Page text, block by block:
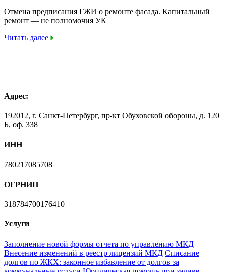
Отмена предписания ГЖИ о ремонте фасада. Капитальный
ремонт — не полномочия УК
Читать далее
Адрес:
192012, г. Санкт-Петербург, пр-кт Обуховской обороны, д. 120
Б, оф. 338
ИНН
780217085708
ОГРНИП
318784700176410
Услуги
Заполнение новой формы отчета по управлению МКД
Внесение изменений в реестр лицензий МКД Списание
долгов по ЖКХ: законное избавление от долгов за